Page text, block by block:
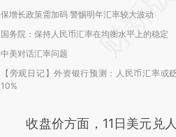
保增长政策需加码 警惕明年汇率较大波动
国务院：保持人民币汇率在均衡水平上的稳定
中美对话汇率问题
【旁观日记】外资银行预测：人民币汇率或
10%
收盘价方面，11日美元兑人